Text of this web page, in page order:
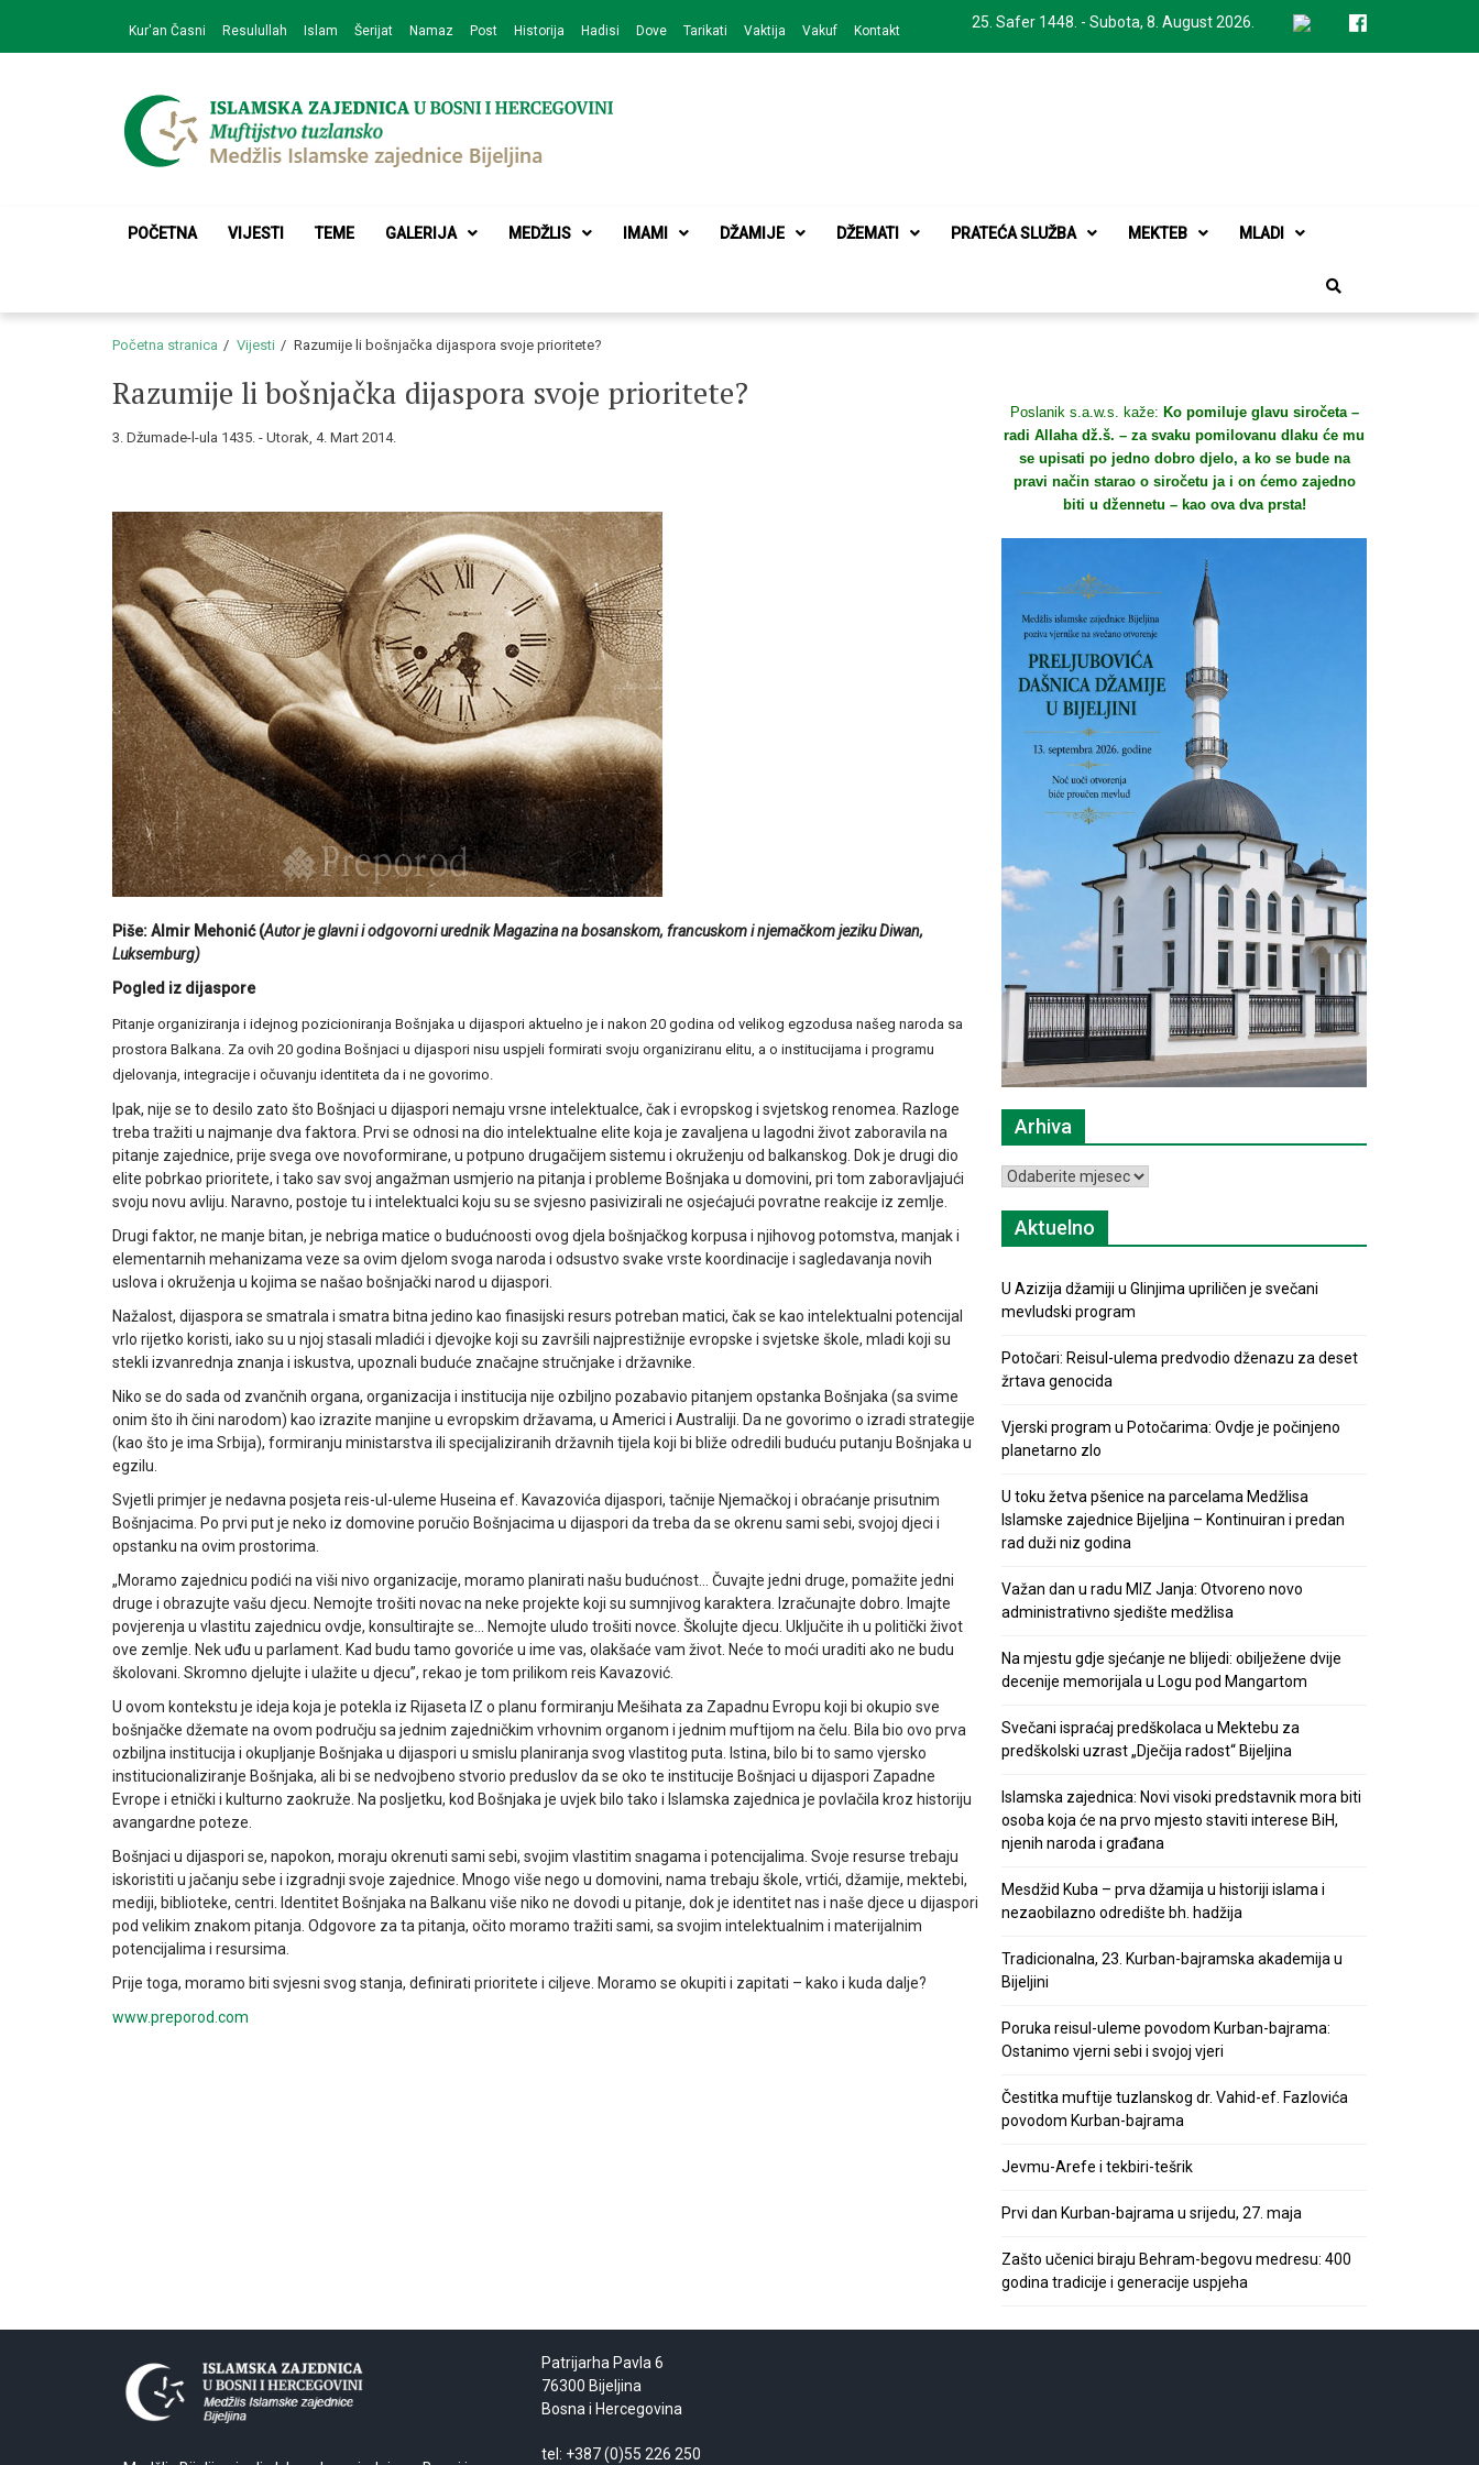
navigation
content
25. Safer 1448. - Subota, 8. August 2026.
Kur'an Časni Resulullah Islam Šerijat Namaz Post Historija Hadisi Dove Tarikati Vaktija Vakuf Kontakt
Medžlis Islamske zajednice Bijeljina
POČETNA VIJESTI TEME GALERIJA MEDŽLIS IMAMI DŽAMIJE DŽEMATI PRATEĆA SLUŽBA MEKTEB MLADI
Početna stranica Vijesti Razumije li bošnjačka dijaspora svoje prioritete?
Razumije li bošnjačka dijaspora svoje prioritete?
3. Džumade-l-ula 1435. - Utorak, 4. Mart 2014.
Piše: Almir Mehonić (Autor je glavni i odgovorni urednik Magazina na bosanskom, francuskom i njemačkom jeziku Diwan,
Luksemburg)
Pogled iz dijaspore
Pitanje organiziranja i idejnog pozicioniranja Bošnjaka u dijaspori aktuelno je i nakon 20 godina od velikog egzodusa našeg naroda sa
prostora Balkana. Za ovih 20 godina Bošnjaci u dijaspori nisu uspjeli formirati svoju organiziranu elitu, a o institucijama i programu
djelovanja, integracije i očuvanju identiteta da i ne govorimo.
Ipak, nije se to desilo zato što Bošnjaci u dijaspori nemaju vrsne intelektualce, čak i evropskog i svjetskog renomea. Razloge
treba tražiti u najmanje dva faktora. Prvi se odnosi na dio intelektualne elite koja je zavaljena u lagodni život zaboravila na
pitanje zajednice, prije svega ove novoformirane, u potpuno drugačijem sistemu i okruženju od balkanskog. Dok je drugi dio
elite pobrkao prioritete, i tako sav svoj angažman usmjerio na pitanja i probleme Bošnjaka u domovini, pri tom zaboravljajući
svoju novu avliju. Naravno, postoje tu i intelektualci koju su se svjesno pasivizirali ne osjećajući povratne reakcije iz zemlje.
Drugi faktor, ne manje bitan, je nebriga matice o budućnoosti ovog djela bošnjačkog korpusa i njihovog potomstva, manjak i
elementarnih mehanizama veze sa ovim djelom svoga naroda i odsustvo svake vrste koordinacije i sagledavanja novih
uslova i okruženja u kojima se našao bošnjački narod u dijaspori.
Nažalost, dijaspora se smatrala i smatra bitna jedino kao finasijski resurs potreban matici, čak se kao intelektualni potencijal
vrlo rijetko koristi, iako su u njoj stasali mladići i djevojke koji su završili najprestižnije evropske i svjetske škole, mladi koji su
stekli izvanrednja znanja i iskustva, upoznali buduće značajne stručnjake i državnike.
Niko se do sada od zvančnih organa, organizacija i institucija nije ozbiljno pozabavio pitanjem opstanka Bošnjaka (sa svime
onim što ih čini narodom) kao izrazite manjine u evropskim državama, u Americi i Australiji. Da ne govorimo o izradi strategije
(kao što je ima Srbija), formiranju ministarstva ili specijaliziranih državnih tijela koji bi bliže odredili buduću putanju Bošnjaka u
egzilu.
Svjetli primjer je nedavna posjeta reis-ul-uleme Huseina ef. Kavazovića dijaspori, tačnije Njemačkoj i obraćanje prisutnim
Bošnjacima. Po prvi put je neko iz domovine poručio Bošnjacima u dijaspori da treba da se okrenu sami sebi, svojoj djeci i
opstanku na ovim prostorima.
„Moramo zajednicu podići na viši nivo organizacije, moramo planirati našu budućnost… Čuvajte jedni druge, pomažite jedni
druge i obrazujte vašu djecu. Nemojte trošiti novac na neke projekte koji su sumnjivog karaktera. Izračunajte dobro. Imajte
povjerenja u vlastitu zajednicu ovdje, konsultirajte se… Nemojte uludo trošiti novce. Školujte djecu. Uključite ih u politički život
ove zemlje. Nek uđu u parlament. Kad budu tamo govoriće u ime vas, olakšaće vam život. Neće to moći uraditi ako ne budu
školovani. Skromno djelujte i ulažite u djecu”, rekao je tom prilikom reis Kavazović.
U ovom kontekstu je ideja koja je potekla iz Rijaseta IZ o planu formiranju Mešihata za Zapadnu Evropu koji bi okupio sve
bošnjačke džemate na ovom području sa jednim zajedničkim vrhovnim organom i jednim muftijom na čelu. Bila bio ovo prva
ozbiljna institucija i okupljanje Bošnjaka u dijaspori u smislu planiranja svog vlastitog puta. Istina, bilo bi to samo vjersko
institucionaliziranje Bošnjaka, ali bi se nedvojbeno stvorio preduslov da se oko te institucije Bošnjaci u dijaspori Zapadne
Evrope i etnički i kulturno zaokruže. Na posljetku, kod Bošnjaka je uvjek bilo tako i Islamska zajednica je povlačila kroz historiju
avangardne poteze.
Bošnjaci u dijaspori se, napokon, moraju okrenuti sami sebi, svojim vlastitim snagama i potencijalima. Svoje resurse trebaju
iskoristiti u jačanju sebe i izgradnji svoje zajednice. Mnogo više nego u domovini, nama trebaju škole, vrtići, džamije, mektebi,
mediji, biblioteke, centri. Identitet Bošnjaka na Balkanu više niko ne dovodi u pitanje, dok je identitet nas i naše djece u dijaspori
pod velikim znakom pitanja. Odgovore za ta pitanja, očito moramo tražiti sami, sa svojim intelektualnim i materijalnim
potencijalima i resursima.
Prije toga, moramo biti svjesni svog stanja, definirati prioritete i ciljeve. Moramo se okupiti i zapitati – kako i kuda dalje?
www.preporod.com
Poslanik s.a.w.s. kaže: Ko pomiluje glavu siročeta –
radi Allaha dž.š. – za svaku pomilovanu dlaku će mu
se upisati po jedno dobro djelo, a ko se bude na
pravi način starao o siročetu ja i on ćemo zajedno
biti u džennetu – kao ova dva prsta!
Arhiva
Arhiva
Aktuelno
U Azizija džamiji u Glinjima upriličen je svečani
mevludski program
Potočari: Reisul-ulema predvodio dženazu za deset
žrtava genocida
Vjerski program u Potočarima: Ovdje je počinjeno
planetarno zlo
U toku žetva pšenice na parcelama Medžlisa
Islamske zajednice Bijeljina – Kontinuiran i predan
rad duži niz godina
Važan dan u radu MIZ Janja: Otvoreno novo
administrativno sjedište medžlisa
Na mjestu gdje sjećanje ne blijedi: obilježene dvije
decenije memorijala u Logu pod Mangartom
Svečani ispraćaj predškolaca u Mektebu za
predškolski uzrast „Dječija radost“ Bijeljina
Islamska zajednica: Novi visoki predstavnik mora biti
osoba koja će na prvo mjesto staviti interese BiH,
njenih naroda i građana
Mesdžid Kuba – prva džamija u historiji islama i
nezaobilazno odredište bh. hadžija
Tradicionalna, 23. Kurban-bajramska akademija u
Bijeljini
Poruka reisul-uleme povodom Kurban-bajrama:
Ostanimo vjerni sebi i svojoj vjeri
Čestitka muftije tuzlanskog dr. Vahid-ef. Fazlovića
povodom Kurban-bajrama
Jevmu-Arefe i tekbiri-tešrik
Prvi dan Kurban-bajrama u srijedu, 27. maja
Zašto učenici biraju Behram-begovu medresu: 400
godina tradicije i generacije uspjeha
Patrijarha Pavla 6
76300 Bijeljina
Bosna i Hercegovina
tel: +387 (0)55 226 250